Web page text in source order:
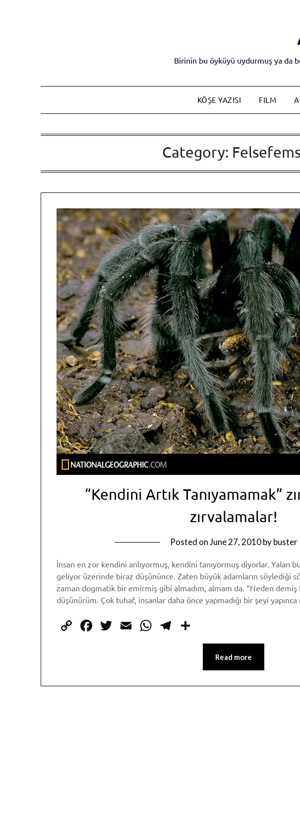
Birinin bu öyküyü uydurmuş ya da
KÖŞE YAZISI FILM
Category:
“Kendini Artık Tanıyamamak”
zırvalamalar!
Posted onJune 27, 2010bybuster
İnsan en zor kendini anlıyormuş, kendini tanıyormuş diyorlar. Yalan
geliyor üzerinde biraz düşününce. Zaten büyük adamların söylediği
zaman dogmatik bir emirmiş gibi almadım, almam da. “Neden demiş
düşünürüm. Çok tuhaf, insanlar daha önce yapmadığı bir şeyi
CopyFacebook
Twitter
EmailWhatsApp
Telegram
Read more